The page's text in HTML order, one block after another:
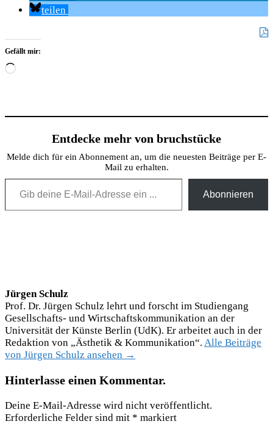
teilen
Gefällt mir:
Wird
Entdecke mehr von bruchstücke
Melde dich für ein Abonnement an, um die neuesten Beiträge per E-
Mail zu erhalten.
Gib deine E-Mail-Adresse ein ...
Abonnieren
Jürgen Schulz
Prof. Dr. Jürgen Schulz lehrt und forscht im Studiengang
Gesellschafts- und Wirtschaftskommunikation an der
Universität der Künste Berlin (UdK). Er arbeitet auch in der
Redaktion von „Ästhetik & Kommunikation“. Alle Beiträge
von Jürgen Schulz ansehen →
Hinterlasse einen Kommentar.
Deine E-Mail-Adresse wird nicht veröffentlicht.
Erforderliche Felder sind mit * markiert